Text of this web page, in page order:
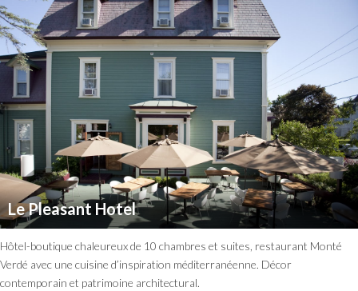
Le Pleasant Hotel
Hôtel-boutique chaleureux de 10 chambres et suites, restaurant Monté
Verdé avec une cuisine d’inspiration méditerranéenne. Décor
contemporain et patrimoine architectural.